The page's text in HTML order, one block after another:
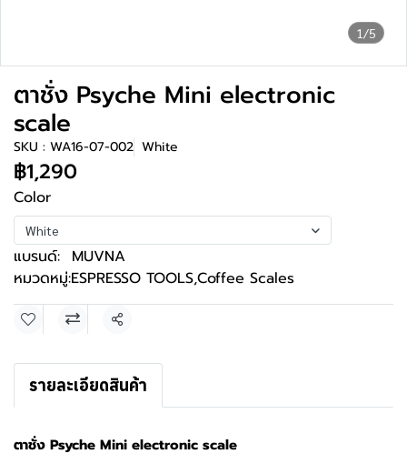
1/5
ตาชั่ง Psyche Mini electronic
scale
SKU : WA16-07-002 White
฿1,290
Color
White
แบรนด์: MUVNA
หมวดหมู่:ESPRESSO TOOLS,Coffee Scales
แชร์
รายละเอียดสินค้า
ตาชั่ง Psyche Mini electronic scale